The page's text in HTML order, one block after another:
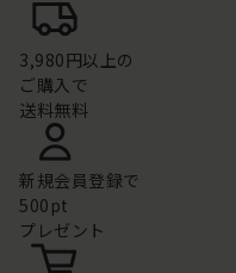
3,980円以上の
ご購入で
送料無料
新規会員登録で
500pt
プレゼント